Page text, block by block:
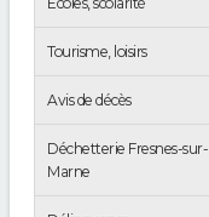
Tourisme, loisirs
Avis de décès
Déchetterie Fresnes-sur-
Marne